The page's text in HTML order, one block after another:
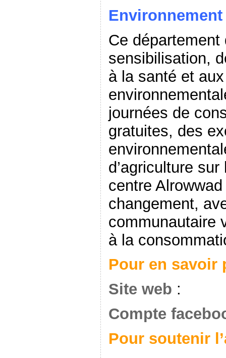
Environnement
Ce
sensibilisation,
à la santé et
journées de
gratuites, des
d’agriculture
centre
changement,
communautaire
à la
Pour en savoir
Site web :
Compte
Pour soutenir